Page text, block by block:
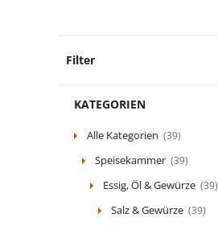
Filter
KATEGORIEN
Alle Kategorien (39)
Speisekammer (39)
Essig, Öl & Gewürze (39)
Salz & Gewürze (39)